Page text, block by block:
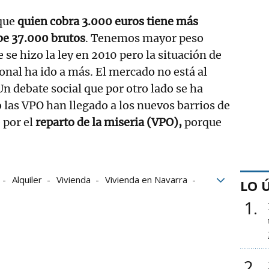
quien cobra 3.000 euros tiene más
37.000 brutos. Tenemos mayor peso
hizo la ley en 2010 pero la situación de
ha ido a más. El mercado no está al
debate social que por otro lado se ha
VPO han llegado a los nuevos barrios de
por elreparto de la miseria (VPO),porque
Alquiler Vivienda Vivienda en Navarra LO
1